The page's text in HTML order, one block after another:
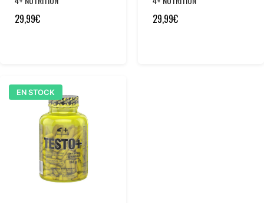
29,99€ 29,99€
EN STOCK